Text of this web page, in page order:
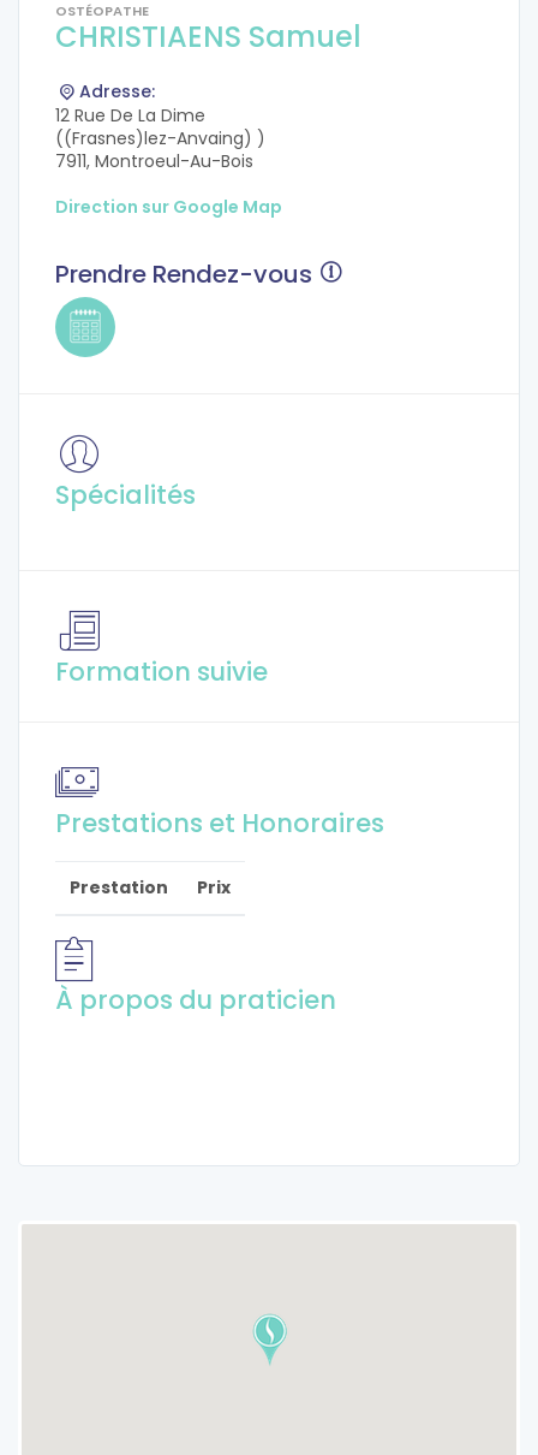
OSTÉOPATHE
CHRISTIAENS Samuel
Adresse:
12 Rue De La Dime
((Frasnes)lez-Anvaing) )
7911, Montroeul-Au-Bois
Direction sur Google Map
Prendre Rendez-vous
Spécialités
Formation suivie
Prestations et Honoraires
Prestation Prix
À propos du praticien